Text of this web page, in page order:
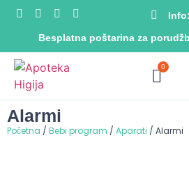
Besplatna poštarina za
0
Alarmi
Početna / Bebi program / Aparati / Alarmi